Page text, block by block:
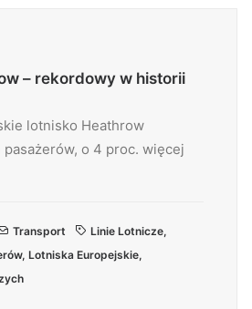
– rekordowy w historii
lotnisko Heathrow
pasażerów, o 4 proc. więcej
Transport Linie Lotnicze,
, Lotniska Europejskie,